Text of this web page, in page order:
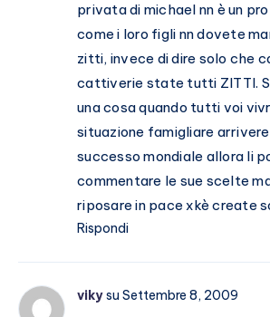
privata di michael nn è un
come i loro figli nn dovete
zitti, invece di dire solo che
cattiverie state tutti ZITTI.
una cosa quando tutti voi
situazione famigliare
successo mondiale allora li
commentare le sue scelte
riposare in pace xkè create
Rispondi
vikysu Settembre 8, 2009